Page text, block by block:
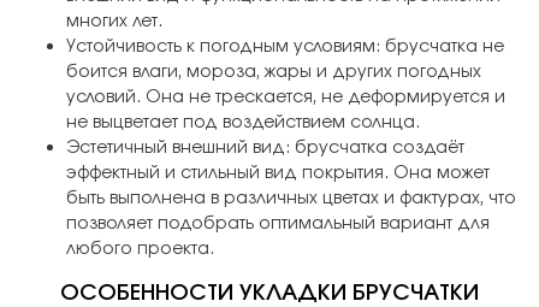
многих лет.
Устойчивость к погодным условиям: брусчатка не
боится влаги, мороза, жары и других погодных
условий. Она не трескается, не деформируется и
не выцветает под воздействием солнца.
Эстетичный внешний вид: брусчатка создаёт
эффектный и стильный вид покрытия. Она может
быть выполнена в различных цветах и фактурах, что
позволяет подобрать оптимальный вариант для
любого проекта.
ОСОБЕННОСТИ УКЛАДКИ БРУСЧАТКИ